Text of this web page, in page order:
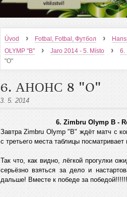
Úvod › Fotbal, Fotbal, Футбол ›
OLYMP "B"
› Jaro 2014 - 5. Místo › 6.
"O"
6. АНОНС 8 "O"
3. 5. 2014
6. Zimbru Olymp B -
Завтра Zimbru Olymp "B" ждёт матч с
с третьего места таблицы
Так что, как видно, лёгкой прогулки
серьёзно взяться за дело и
дальше! Вместе к победе за